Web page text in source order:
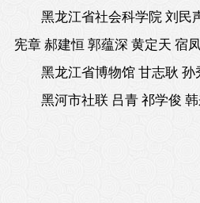
黑龙江省社会科学院 刘民
宪章 郝建恒 郭蕴深 黄定天 宿
黑龙江省博物馆 甘志耿 孙
黑河市社联 吕青 祁学俊